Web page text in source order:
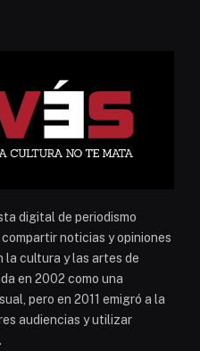
digital de periodismo
noticias y opiniones
la cultura y las artes de
en 2002 como una
pero en 2011 emigró a la
audiencias y utilizar